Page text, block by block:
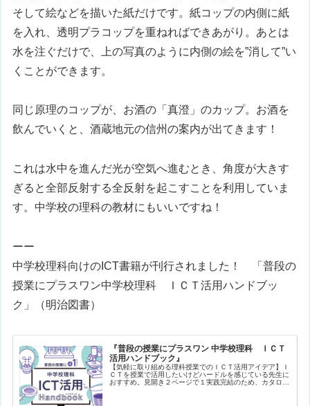
そして絵などを描いた紙だけです。紙コップの内側に紙
を入れ、透明プラコップを重ねればできあがり。あとは
水を注ぐだけで、上の写真のように内側の絵を”消して”い
くことができます。
同じ原理のコップが、お酒の「真澄」のカップ。お酒を
飲んでいくと、酒蔵地元の信州の案内が出てきます！
これは水中を進んだ光が空気へ進むとき、角度が大きす
ぎると全部反射する全反射を起こすことを利用していま
す。中学校の理科の教材にもいいですね！
ーー
中学校理科向けのICT書籍が刊行されました！ 「普段の
授業にプラスワン中学校理科 ＩＣＴ活用ハンドブッ
ク 」（明治図書）
『普段の授業にプラスワン 中学校理科 ＩＣＴ
活用ハンドブック』
【気軽に取り組める理科授業でのＩＣＴ活用アイデア】Ｉ
ＣＴを授業で活用したいけどハードルを感じている先生に
おすすめ。見開き２ページで１実践完結のため、カタログ